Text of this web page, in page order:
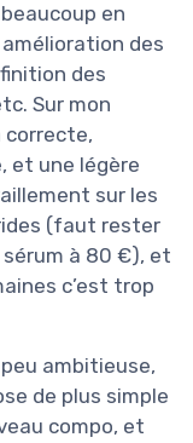
en
des
des
Sur mon
correcte,
et une légère
sur les
(faut rester
sérum à 80 €), et
c’est trop
ambitieuse,
de plus simple
compo, et